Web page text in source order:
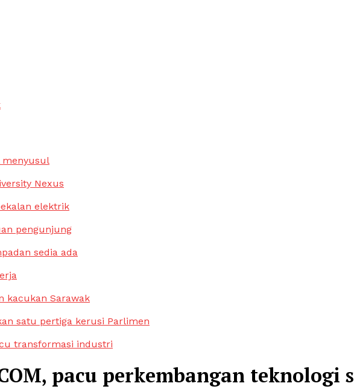
menyusul
Nexus
elektrik
pengunjung
sedia ada
kacukan Sarawak
satu pertiga kerusi Parlimen
transformasi industri
pacu perkembangan teknologi